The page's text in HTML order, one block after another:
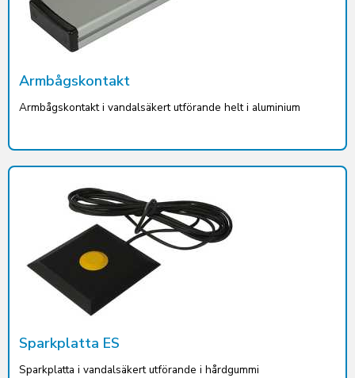
Armbågskontakt
Armbågskontakt i vandalsäkert utförande helt i aluminium
Sparkplatta ES
Sparkplatta i vandalsäkert utförande i hårdgummi